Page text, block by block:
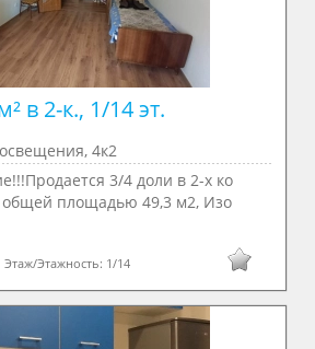
в 2-к., 1/14 эт.
4к2
3/4 доли в 2-х ко
общей площадью 49,3 м2, Изо
Этаж/Этажность: 1/14